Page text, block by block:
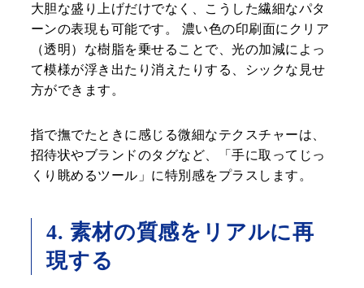
大胆な盛り上げだけでなく、こうした繊細なパタ
ーンの表現も可能です。 濃い色の印刷面にクリア
（透明）な樹脂を乗せることで、光の加減によっ
て模様が浮き出たり消えたりする、シックな見せ
方ができます。
指で撫でたときに感じる微細なテクスチャーは、
招待状やブランドのタグなど、「手に取ってじっ
くり眺めるツール」に特別感をプラスします。
4. 素材の質感をリアルに再
現する